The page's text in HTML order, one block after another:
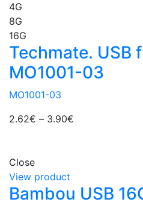
4G
8G
16G
Techmate. USB
MO1001-03
MO1001-03
2.62€ – 3.90€
Close
View product
Bambou USB